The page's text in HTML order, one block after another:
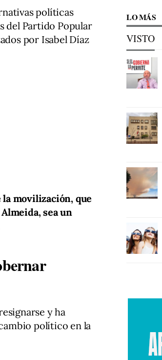
políticas
del Partido Popular
por Isabel Díaz
movilización, que
sea un
y ha
político en la
LO MÁS
VISTO